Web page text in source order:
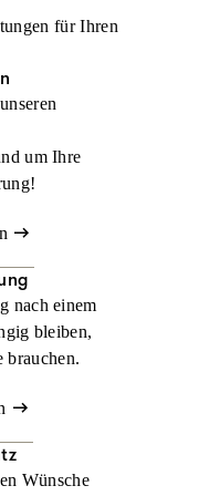
weltweit bestens
für Ihren
um Ihre
nach einem
bleiben,
brauchen.
Wünsche